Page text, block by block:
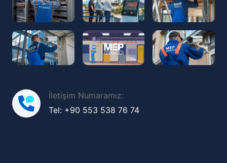
İletişim Numaramız:
Tel: +90 553 538 76 74